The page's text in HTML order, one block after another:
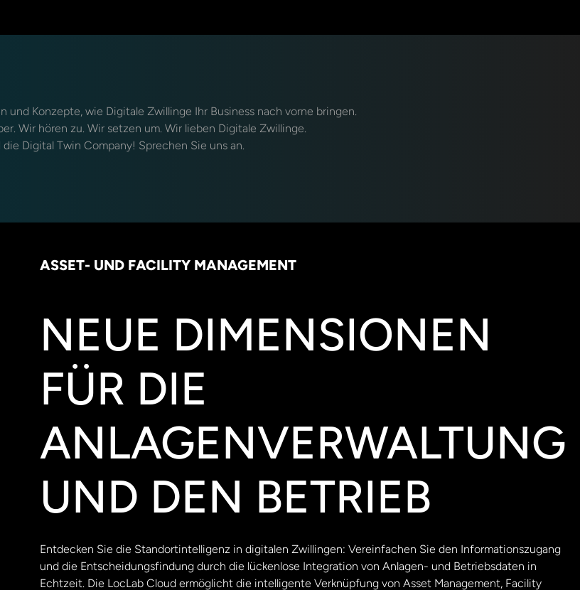
und Konzepte, wie Digitale Zwillinge Ihr Business nach vorne bringen.
Wir hören zu. Wir setzen um. Wir lieben Digitale Zwillinge.
die Digital Twin Company! Sprechen Sie uns an.
ASSET- UND FACILITY MANAGEMENT
NEUE DIMENSIONEN
FÜR DIE
ANLAGENVERWALTUNG
UND DEN BETRIEB
Entdecken Sie die Standortintelligenz in digitalen Zwillingen: Vereinfachen Sie den Informationszugang
und die Entscheidungsfindung durch die lückenlose Integration von Anlagen- und Betriebsdaten in
Echtzeit. Die LocLab Cloud ermöglicht die intelligente Verknüpfung von Asset Management, Facility